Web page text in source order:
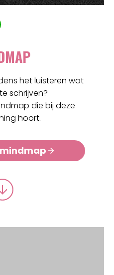
at
s
A
p
p
het luisteren wat
schrijven?
die bij deze
hoort.